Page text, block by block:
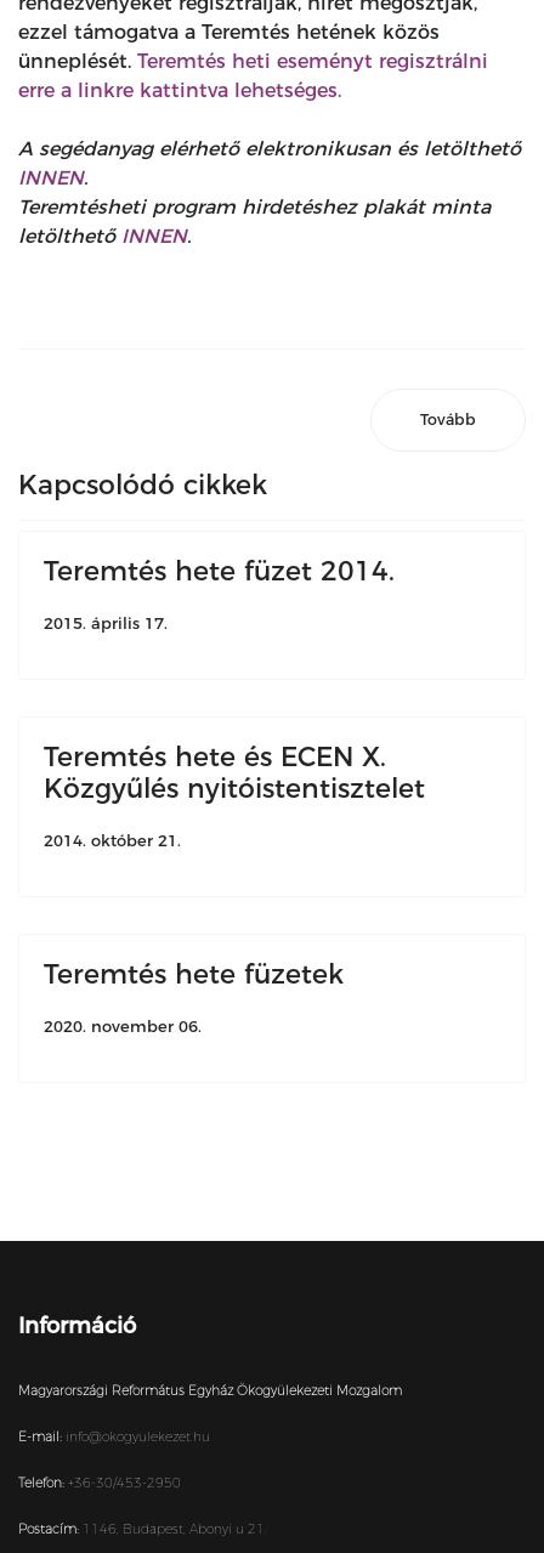
ezzel támogatva a Teremtés hetének közös
ünneplését. Teremtés heti eseményt regisztrálni
erre a linkre kattintva lehetséges.
A segédanyag elérhető elektronikusan és letölthető
INNEN.
Teremtésheti program hirdetéshez plakát minta
letölthető INNEN.
Tovább
Kapcsolódó cikkek
Teremtés hete füzet 2014.
2015. április 17.
Teremtés hete és ECEN X.
Közgyűlés nyitóistentisztelet
2014. október 21.
Teremtés hete füzetek
2020. november 06.
Információ
Magyarországi Református Egyház Ökogyülekezeti Mozgalom
E-mail: info@okogyulekezet.hu
Telefon: +36-30/453-2950
Postacím: 1146, Budapest, Abonyi u 21.